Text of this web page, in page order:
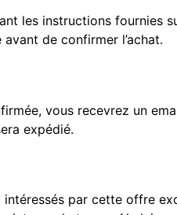
les instructions fournies
de confirmer l’achat.
vous recevrez un
expédié.
intéressés par cette offre